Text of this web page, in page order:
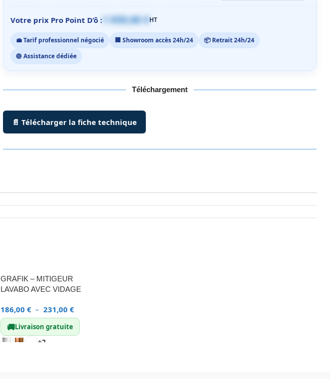
Votre prix Pro Point D’ô : 1 059,00 €HT
💼 Tarif professionnel négocié 🏢 Showroom accès 24h/24
📦 Retrait 24h/24
🛟 Assistance dédiée
Téléchargement
📄 Télécharger la fiche technique
GRAFIK – MITIGEUR
LAVABO AVEC VIDAGE
186,00 € – 231,00 €
🚚Livraison gratuite
+2